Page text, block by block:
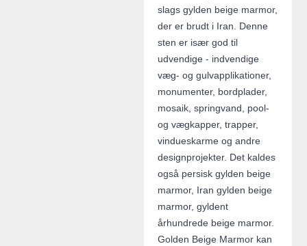
slags gylden beige marmor,
der er brudt i Iran. Denne
sten er især god til
udvendige - indvendige
væg- og gulvapplikationer,
monumenter, bordplader,
mosaik, springvand, pool-
og vægkapper, trapper,
vindueskarme og andre
designprojekter. Det kaldes
også persisk gylden beige
marmor, Iran gylden beige
marmor, gyldent
århundrede beige marmor.
Golden Beige Marmor kan